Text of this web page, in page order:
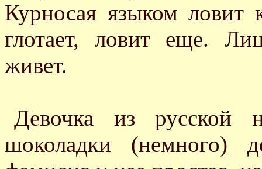
Курносая языком ловит
глотает, ловит еще.
живет.
Девочка из русской
шоколадки (немного)